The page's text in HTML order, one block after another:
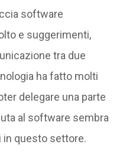
software
e suggerimenti,
tra due
ha fatto molti
delegare una parte
al software sembra
questo settore.